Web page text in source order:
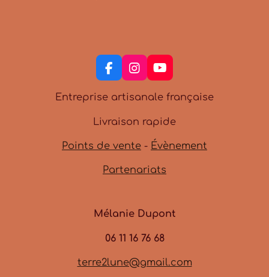
F
a
c
b
k
I
n
s
a
a
Y
o
u
u
e
Entreprise artisanale française
Livraison rapide
Points de vente - Évènement
Partenariats
Mélanie Dupont
06 11 16 76 68
terre2lune@gmail.com